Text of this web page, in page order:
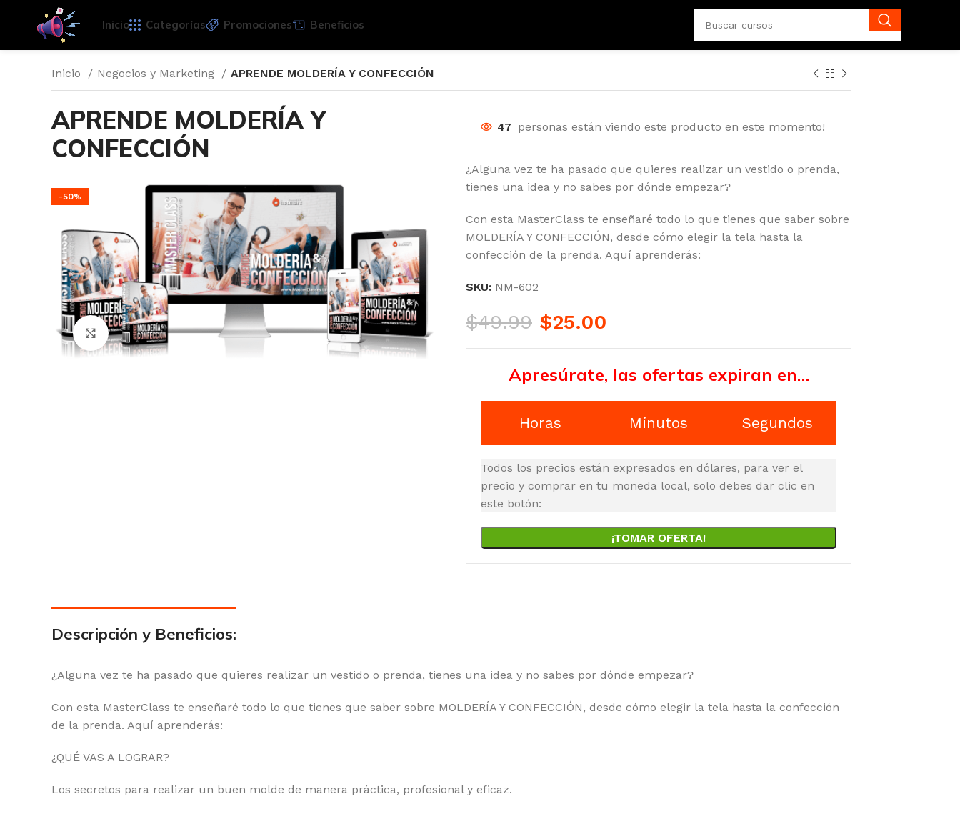
Inicio Categorías Promociones Beneficios
Inicio Negocios y Marketing APRENDE MOLDERÍA Y CONFECCIÓN
APRENDE MOLDERÍA Y
CONFECCIÓN
-50%
Click para agrandar
47 personas están viendo este producto en este momento!
¿Alguna vez te ha pasado que quieres realizar un vestido o prenda,
tienes una idea y no sabes por dónde empezar?
Con esta MasterClass te enseñaré todo lo que tienes que saber sobre
MOLDERÍA Y CONFECCIÓN, desde cómo elegir la tela hasta la
confección de la prenda. Aquí aprenderás:
SKU: NM-602
$49.99 $25.00
Apresúrate, las ofertas expiran en…
Horas Minutos Segundos
Todos los precios están expresados en dólares, para ver el
precio y comprar en tu moneda local, solo debes dar clic en
este botón:
¡TOMAR OFERTA!
Descripción y Beneficios:
¿Alguna vez te ha pasado que quieres realizar un vestido o prenda, tienes una idea y no sabes por dónde empezar?
Con esta MasterClass te enseñaré todo lo que tienes que saber sobre MOLDERÍA Y CONFECCIÓN, desde cómo elegir la tela hasta la confección
de la prenda. Aquí aprenderás:
¿QUÉ VAS A LOGRAR?
Los secretos para realizar un buen molde de manera práctica, profesional y eficaz.